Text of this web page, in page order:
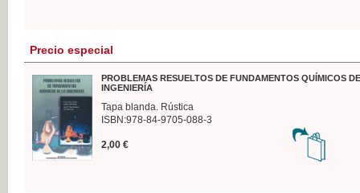
Precio especial
PROBLEMAS RESUELTOS DE FUNDAMENTOS QUÍMICOS
INGENIERÍA
Tapa blanda. Rústica
ISBN:978-84-9705-088-3
2,00 €